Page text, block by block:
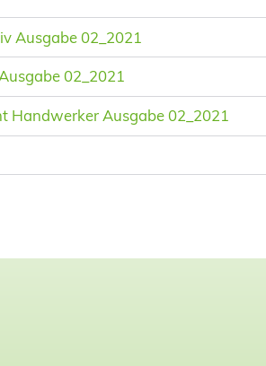
Ausgabe 02_2021
02_2021
Handwerker Ausgabe 02_2021